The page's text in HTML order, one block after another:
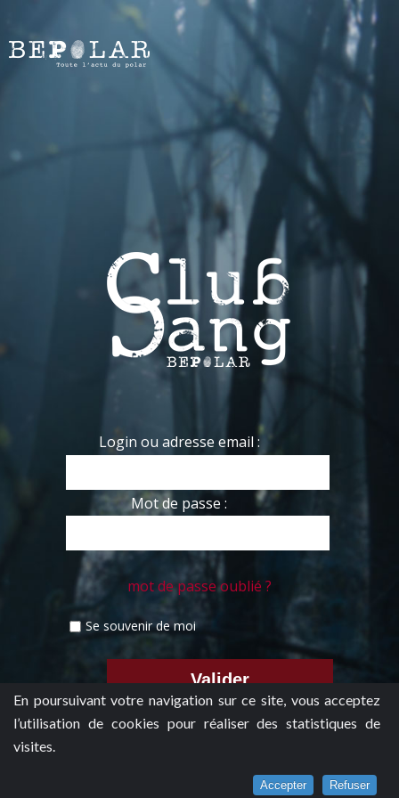
En poursuivant votre navigation sur ce site, vous acceptez
l’utilisation de cookies pour réaliser des statistiques de
visites.
Accepter Refuser
Login ou adresse email :
Mot de passe :
mot de passe oublié ?
Se souvenir de moi